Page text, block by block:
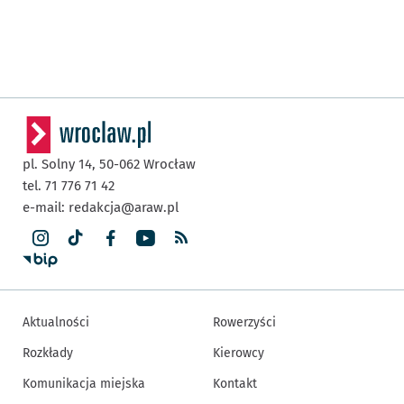
pl. Solny 14, 50-062 Wrocław
tel. 71 776 71 42
e-mail: redakcja@araw.pl
Aktualności
Rozkłady
Komunikacja miejska
Rowerzyści
Kierowcy
Kontakt